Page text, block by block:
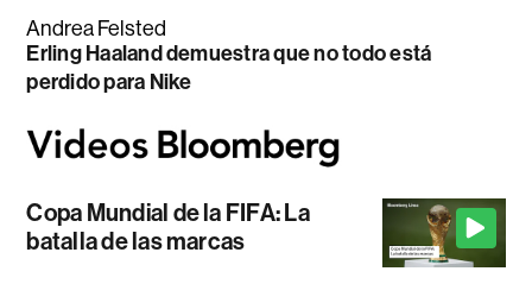
Andrea Felsted
Erling Haaland demuestra que no todo está
perdido para Nike
Copa Mundial de la FIFA: La
batalla de las marcas